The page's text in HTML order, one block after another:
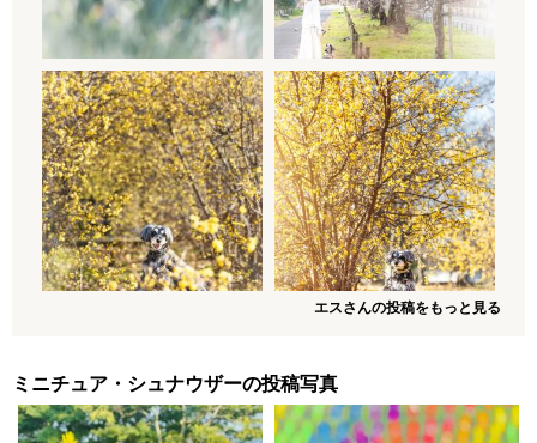
エスさんの投稿をもっと見る
ミニチュア・シュナウザーの投稿写真